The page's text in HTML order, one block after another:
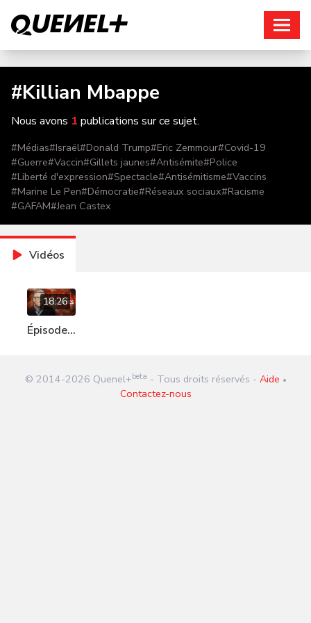
#Killian Mbappe
Nous avons 1 publications sur ce sujet.
#Médias#Israël#Donald Trump#Eric Zemmour#Covid-19
#Guerre#Vaccin#Gillets jaunes#Antisémite#Police
#Liberté d'expression#Spectacle#Antisémitisme#Vaccins
#Marine Le Pen#Démocratie#Réseaux sociaux#Racisme
#GAFAM#Jean Castex
Vidéos
18:26
Épisode
© 2014-2026 Quenel+ beta - Tous droits réservés - Aide •
Contactez-nous